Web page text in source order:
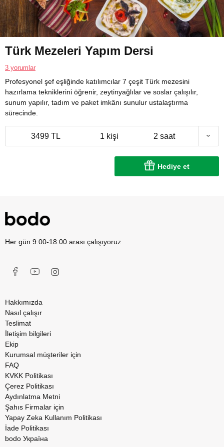
Türk Mezeleri Yapım Dersi
3 yorumlar
Profesyonel şef eşliğinde katılımcılar 7 çeşit Türk mezesini
hazırlama tekniklerini öğrenir, zeytinyağlılar ve soslar çalışılır,
sunum yapılır, tadım ve paket imkânı sunulur ustalaştırma
sürecinde.
3499 TL 1 kişi 2 saat
Hediye et
Her gün 9:00-18:00 arası çalışıyoruz
Hakkımızda
Nasıl çalışır
Teslimat
İletişim bilgileri
Ekip
Kurumsal müşteriler için
FAQ
KVKK Politikası
Çerez Politikası
Aydınlatma Metni
Şahıs Firmalar için
Yapay Zeka Kullanım Politikası
İade Politikası
bodo Україна